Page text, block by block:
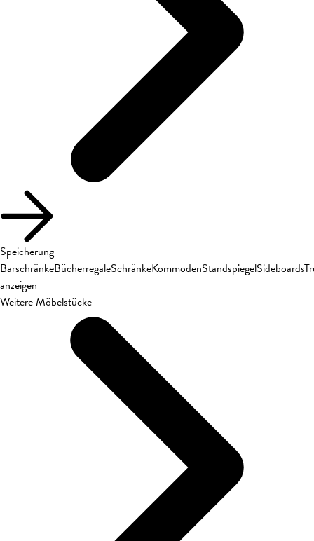
Speicherung
BarschränkeBücherregaleSchränkeKommodenStandspiegelSideboards
anzeigen
Weitere Möbelstücke